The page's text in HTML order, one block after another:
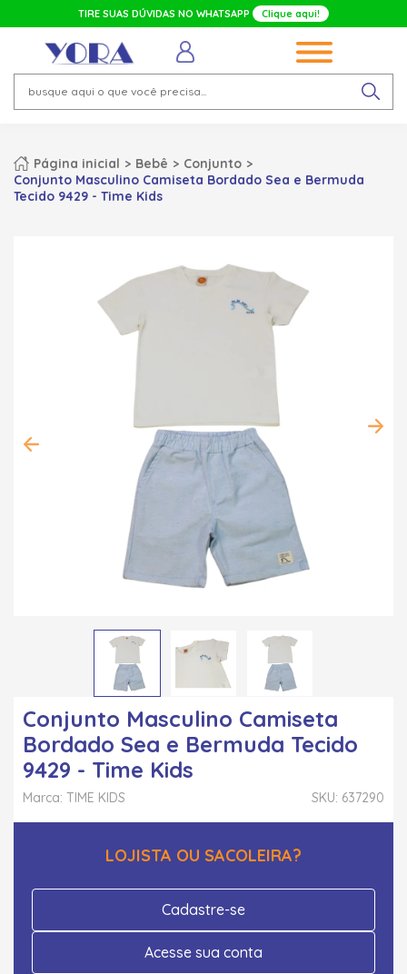
TIRE SUAS DÚVIDAS NO WHATSAPP Clique aqui!
Página inicial Bebê
Conjunto
Conjunto Masculino Camiseta Bordado Sea e Bermuda
Tecido 9429 - Time Kids
Conjunto Masculino Camiseta
Bordado Sea e Bermuda Tecido
9429 - Time Kids
SKU: 637290
Marca: TIME KIDS
LOJISTA OU SACOLEIRA?
Cadastre-se
Acesse sua conta